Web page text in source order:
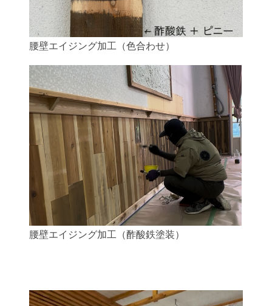
腰壁エイジング加工（色合わせ）
腰壁エイジング加工（酢酸鉄塗装）